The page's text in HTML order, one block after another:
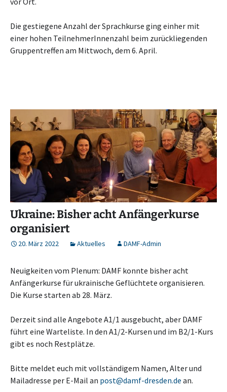
Die gestiegene Anzahl der Sprachkurse ging einher mit
einer hohen TeilnehmerInnenzahl beim zurückliegenden
Gruppentreffen am Mittwoch, dem 6. April.
Ukraine: Bisher acht Anfängerkurse
organisiert
20. März 2022 Aktuelles DAMF-Admin
Neuigkeiten vom Plenum: DAMF konnte bisher acht
Anfängerkurse für ukrainische Geflüchtete organisieren.
Die Kurse starten ab 28. März.
Derzeit sind alle Angebote A1/1 ausgebucht, aber DAMF
führt eine Warteliste. In den A1/2-Kursen und im B2/1-Kurs
gibt es noch Restplätze.
Bitte meldet euch mit vollständigem Namen, Alter und
Mailadresse per E-Mail an post@damf-dresden.de an.